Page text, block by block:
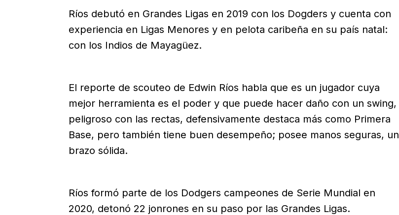
Ríos debutó en Grandes Ligas en 2019 con los Dogders y cuenta con
experiencia en Ligas Menores y en pelota caribeña en su país natal:
con los Indios de Mayagüez.
El reporte de scouteo de Edwin Ríos habla que es un jugador cuya
mejor herramienta es el poder y que puede hacer daño con un swing,
peligroso con las rectas, defensivamente destaca más como Primera
Base, pero también tiene buen desempeño; posee manos seguras, un
brazo sólida.
Ríos formó parte de los Dodgers campeones de Serie Mundial en
2020, detonó 22 jonrones en su paso por las Grandes Ligas.